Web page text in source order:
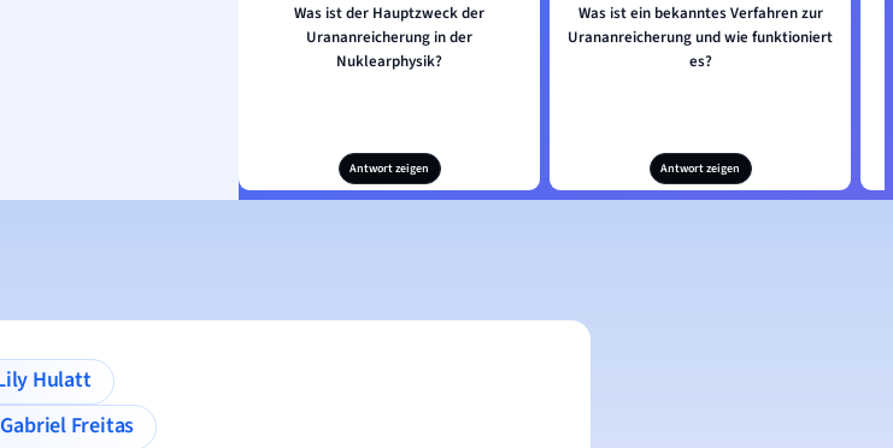
Was ist der Hauptzweck der
Urananreicherung in der
Nuklearphysik?
Antwort zeigen
Was ist ein bekanntes Verfahren zur
Urananreicherung und wie funktioniert
es?
Antwort zeigen
Lily Hulatt
Gabriel Freitas